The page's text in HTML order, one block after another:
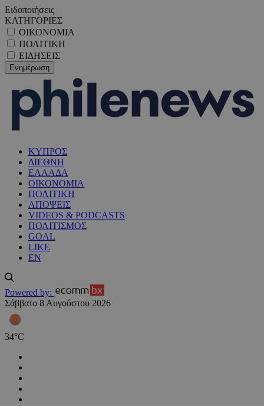
Ειδοποιήσεις
ΚΑΤΗΓΟΡΙΕΣ
ΟΙΚΟΝΟΜΙΑ
ΠΟΛΙΤΙΚΗ
ΕΙΔΗΣΕΙΣ
ΚΥΠΡΟΣ
ΔΙΕΘΝΗ
ΕΛΛΑΔΑ
ΟΙΚΟΝΟΜΙΑ
ΠΟΛΙΤΙΚΗ
ΑΠΟΨΕΙΣ
VIDEOS & PODCASTS
ΠΟΛΙΤΙΣΜΟΣ
GOAL
LIKE
EN
Powered by:
Σάββατο 8 Αυγούστου 2026
34°C